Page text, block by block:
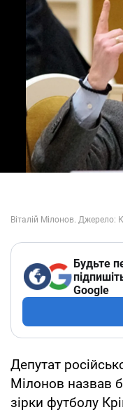
Будьте
Google
Депутат
Мілонов назвав
зірки футболу